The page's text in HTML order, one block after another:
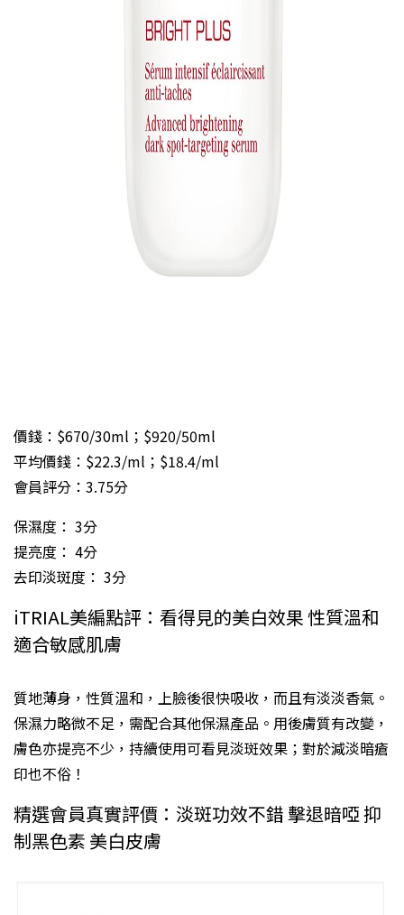
價錢：$670/30ml；$920/50ml
平均價錢：$22.3/ml；$18.4/ml
會員評分：3.75分
保濕度： 3分
提亮度： 4分
去印淡斑度： 3分
iTRIAL美編點評：看得見的美白效果 性質溫和
適合敏感肌膚
質地薄身，性質溫和，上臉後很快吸收，而且有淡淡香氣。
保濕力略微不足，需配合其他保濕產品。用後膚質有改變，
膚色亦提亮不少，持續使用可看見淡斑效果；對於減淡暗瘡
印也不俗！
精選會員真實評價：淡斑功效不錯 擊退暗啞 抑
制黑色素 美白皮膚